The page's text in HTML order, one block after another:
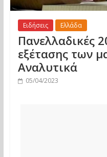
Ειδήσεις Ελλάδα
Πανελλαδικές
εξέτασης των
Αναλυτικά
05/04/2023